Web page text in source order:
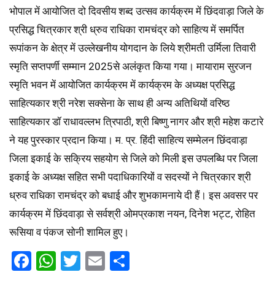
भोपाल में आयोजित दो दिवसीय शब्द उत्सव कार्यक्रम में छिंदवाड़ा जिले के
प्रसिद्ध चित्रकार श्री ध्रुव राधिका रामचंद्र को साहित्य में समर्पित
रूपांकन के क्षेत्र में उल्लेखनीय योगदान के लिये श्रीमती उर्मिला तिवारी
स्मृति सप्तपर्णी सम्मान 2025से अलंकृत किया गया। मायाराम सुरजन
स्मृति भवन में आयोजित कार्यक्रम में कार्यक्रम के अध्यक्ष प्रसिद्ध
साहित्यकार श्री नरेश सक्सेना के साथ ही अन्य अतिथियों वरिष्ठ
साहित्यकार डॉ राधावल्लभ त्रिपाठी, श्री बिष्णु नागर और श्री महेश कटारे
ने यह पुरस्कार प्रदान किया। म. प्र. हिंदी साहित्य सम्मेलन छिंदवाड़ा
जिला इकाई के सक्रिय सहयोग से जिले को मिली इस उपलब्धि पर जिला
इकाई के अध्यक्ष सहित सभी पदाधिकारियों व सदस्यों ने चित्रकार श्री
ध्रुव राधिका रामचंद्र को बधाई और शुभकामनाये दी हैं। इस अवसर पर
कार्यक्रम में छिंदवाड़ा से सर्वश्री ओमप्रकाश नयन, दिनेश भट्ट, रोहित
रूसिया व पंकज सोनी शामिल हुए।
Facebook
WhatsApp
Twitter
Email